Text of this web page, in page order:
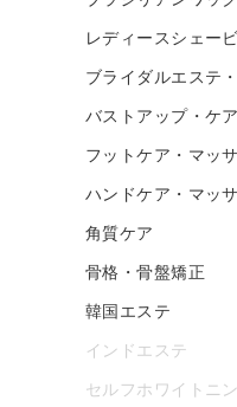
レディースシェー
ブライダルエステ
バストアップ・ケア
フットケア・マッ
ハンドケア・マッ
角質ケア
骨格・骨盤矯正
韓国エステ
インドエステ
セルフホワイトニ